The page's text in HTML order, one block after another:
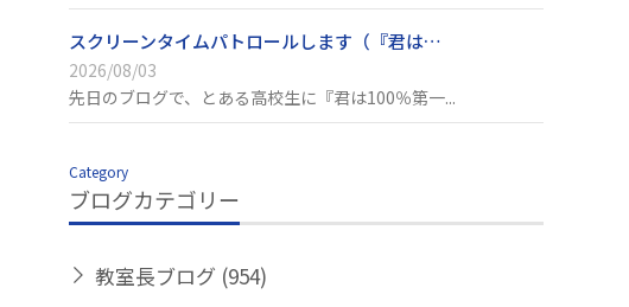
スクリーンタイムパトロールします（『君は…
2026/08/03
先日のブログで、とある高校生に『君は100％第一...
Category
ブログカテゴリー
教室長ブログ (954)